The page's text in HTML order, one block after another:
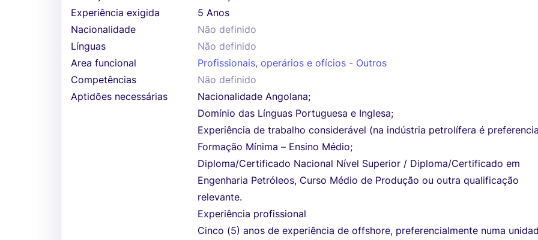
Experiência exigida
5 Anos
Nacionalidade
Não definido
Línguas
Não definido
Area funcional
Profissionais, operários e ofícios - Outros
Competências
Não definido
Aptidões necessárias
Nacionalidade Angolana;
Domínio das Línguas Portuguesa e Inglesa;
Experiência de trabalho considerável (na indústria petrolífera é
Formação Mínima – Ensino Médio;
Diploma/Certificado Nacional Nível Superior / Diploma/Certificado em
Engenharia Petróleos, Curso Médio de Produção ou outra qualificação
relevante.
Experiência profissional
Cinco (5) anos de experiência de offshore, preferencialmente numa